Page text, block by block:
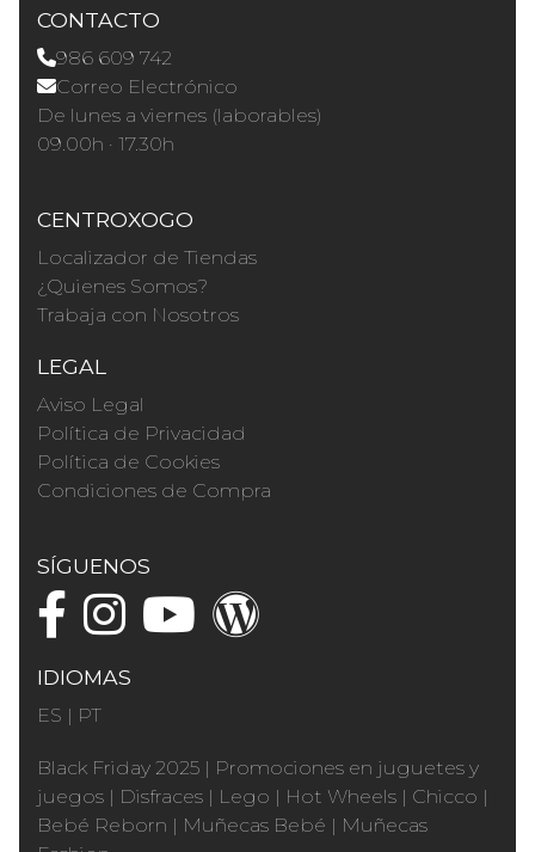
CONTACTO
986 609 742
Correo Electrónico
De lunes a viernes (laborables)
09.00h · 17.30h
CENTROXOGO
Localizador de Tiendas
¿Quienes Somos?
Trabaja con Nosotros
LEGAL
Aviso Legal
Política de Privacidad
Política de Cookies
Condiciones de Compra
SÍGUENOS
IDIOMAS
ES | PT
Black Friday 2025 | Promociones en juguetes y
juegos | Disfraces | Lego | Hot Wheels | Chicco |
Bebé Reborn | Muñecas Bebé | Muñecas